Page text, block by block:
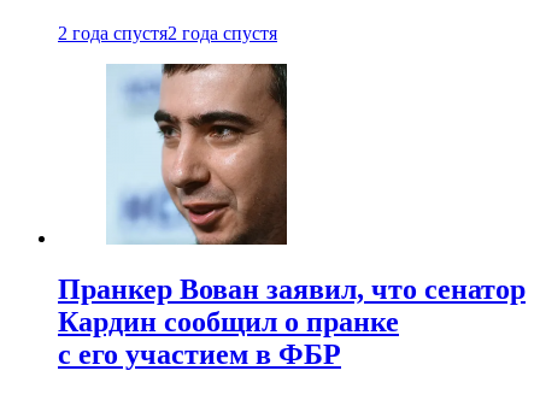
2 года спустя2 года спустя
Пранкер Вован заявил, что сенатор
Кардин сообщил о пранке
с его участием в ФБР